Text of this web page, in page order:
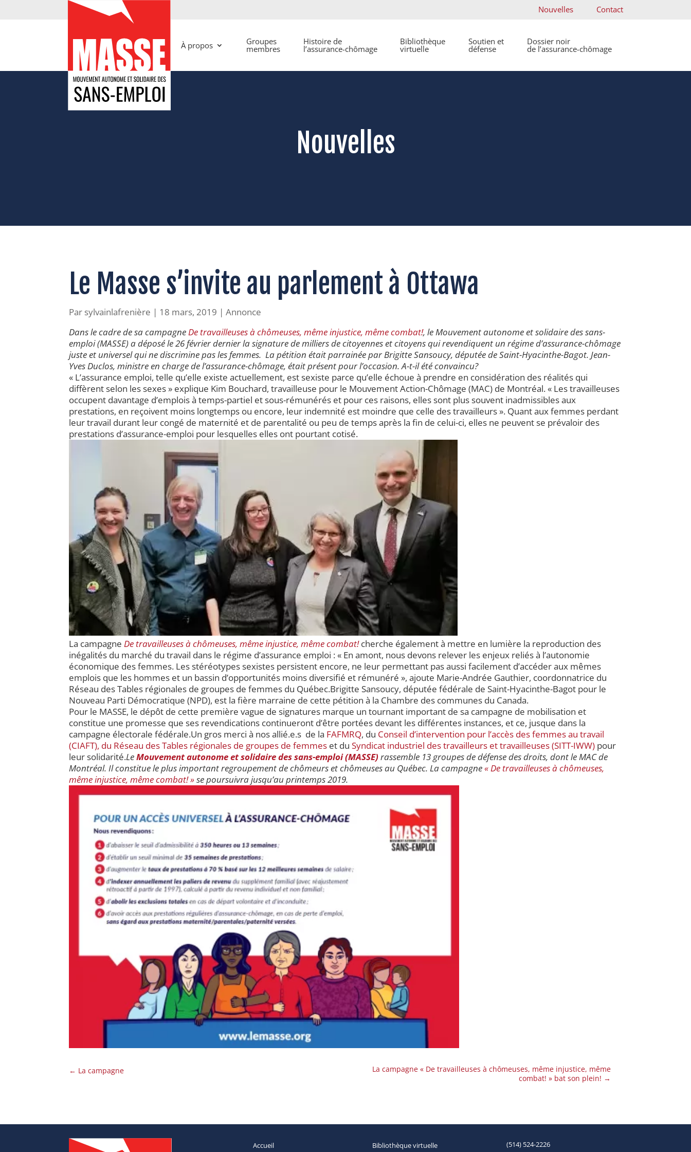
Nouvelles Contact
À propos Groupes
membres
Histoire de
l’assurance-chômage
Bibliothèque
virtuelle
Soutien et
défense
Dossier noir
de l’assurance-chômage
Nouvelles
Le Masse s’invite au parlement à Ottawa
Par sylvainlafrenière | 18 mars, 2019 |Annonce
Dans le cadre de sa campagne De travailleuses à chômeuses, même injustice, même combat!, le Mouvement autonome et solidaire des sans-
emploi (MASSE) a déposé le 26 février dernier la signature de milliers de citoyennes et citoyens qui revendiquent un régime d’assurance-chômage
juste et universel qui ne discrimine pas les femmes. La pétition était parrainée par Brigitte Sansoucy, députée de Saint-Hyacinthe-Bagot. Jean-
Yves Duclos, ministre en charge de l’assurance-chômage, était présent pour l’occasion. A-t-il été convaincu?
« L’assurance emploi, telle qu’elle existe actuellement, est sexiste parce qu’elle échoue à prendre en considération des réalités qui
diffèrent selon les sexes » explique Kim Bouchard, travailleuse pour le Mouvement Action-Chômage (MAC) de Montréal. « Les travailleuses
occupent davantage d’emplois à temps-partiel et sous-rémunérés et pour ces raisons, elles sont plus souvent inadmissibles aux
prestations, en reçoivent moins longtemps ou encore, leur indemnité est moindre que celle des travailleurs ». Quant aux femmes perdant
leur travail durant leur congé de maternité et de parentalité ou peu de temps après la fin de celui-ci, elles ne peuvent se prévaloir des
prestations d’assurance-emploi pour lesquelles elles ont pourtant cotisé.
La campagneDe travailleuses àchômeuses, même injustice, même combat!cherche également à mettre en lumière la reproduction des
inégalités du marché du travail dans le régime d’assurance emploi : « En amont, nous devons relever les enjeux reliés à l’autonomie
économique des femmes. Les stéréotypes sexistes persistent encore, ne leur permettant pas aussi facilement d’accéder aux mêmes
emplois que les hommes et un bassin d’opportunités moins diversifié et rémunéré », ajoute Marie-Andrée Gauthier, coordonnatrice du
Réseau des Tables régionales de groupes de femmes du Québec.Brigitte Sansoucy, députée fédérale de Saint-Hyacinthe-Bagot pour le
Nouveau Parti Démocratique (NPD), est la fière marraine de cette pétition à la Chambre des communes du Canada.
Pour le MASSE, le dépôt de cette première vague de signatures marque un tournant important de sa campagne de mobilisation et
constitue une promesse que ses revendications continueront d’être portées devant les différentes instances, et ce, jusque dans la
campagne électorale fédérale.Un gros merci à nos allié.e.s de la FAFMRQ, du Conseil d’intervention pour l’accès des femmes au travail
(CIAFT), du Réseau des Tables régionales de groupes de femmes et duSyndicat industriel des travailleurs et travailleuses (SITT-IWW) pour
leur solidarité.LeMouvement autonome et solidaire des sans-emploi (MASSE)rassemble 13 groupes de défense des droits, dont le MAC de
Montréal. Il constitue le plus important regroupement de chômeurs et chômeuses au Québec. La campagne« De travailleuses à chômeuses,
même injustice, même combat! »se poursuivra jusqu’au printemps 2019.
← La campagne
La campagne « De travailleuses à chômeuses, même injustice, même
combat! » bat son plein! →
Accueil Bibliothèquevirtuelle
(514) 524-2226